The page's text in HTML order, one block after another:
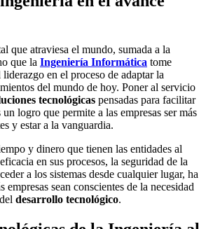
que atraviesa el mundo, sumada a la
que la Ingeniería Informática tome
en el proceso de adaptar la
del mundo de hoy. Poner al servicio
tecnológicas pensadas para facilitar
logro que permite a las empresas ser más
y estar a la vanguardia.
y dinero que tienen las entidades al
en sus procesos, la seguridad de la
a los sistemas desde cualquier lugar, ha
empresas sean conscientes de la necesidad
desarrollo tecnológico.